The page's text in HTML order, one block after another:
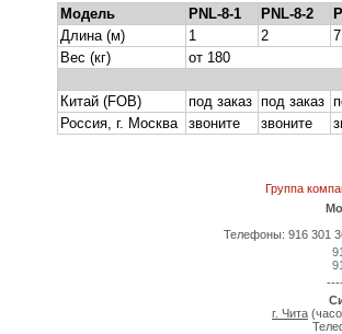
Модель PNL-8-1 PNL-8-2
Длина (м)
1 2
7
Вес (кг)
от 180
Китай (FOB) под заказ под заказ
Россия, г. Москва
звоните звоните
Группа
Телефоны: 916 301
г. Чита